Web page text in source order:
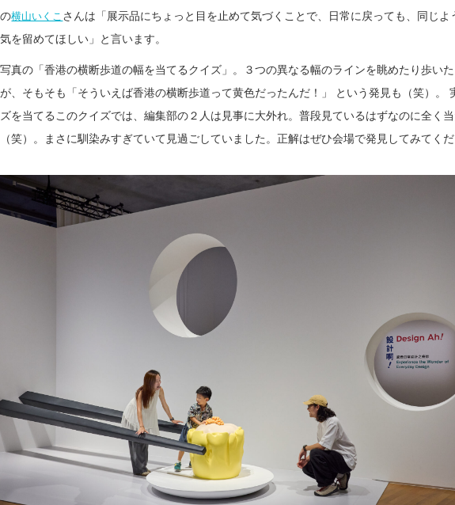
横山いくこ さんは「展示品にちょっと目を止めて気づくことで、日常に戻っても、同じよ
を留めてほしい」と言います。
真の「香港の横断歩道の幅を当てるクイズ」。３つの異なる幅のラインを眺めたり歩い
、そもそも「そういえば香港の横断歩道って黄色だったんだ！」 という発見も（笑）。
を当てるこのクイズでは、編集部の２人は見事に大外れ。普段見ているはずなのに全く
笑）。まさに馴染みすぎていて見過ごしていました。正解はぜひ会場で発見してみてくだ